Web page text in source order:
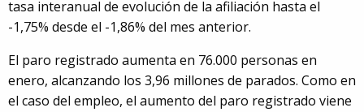
91
tasa interanual de evolución de la afiliación hasta el
-1,75% desde el -1,86% del mes anterior.
El paro registrado aumenta en 76.000 personas en
enero, alcanzando los 3,96 millones de parados. Como en
el caso del empleo, el aumento del paro registrado viene